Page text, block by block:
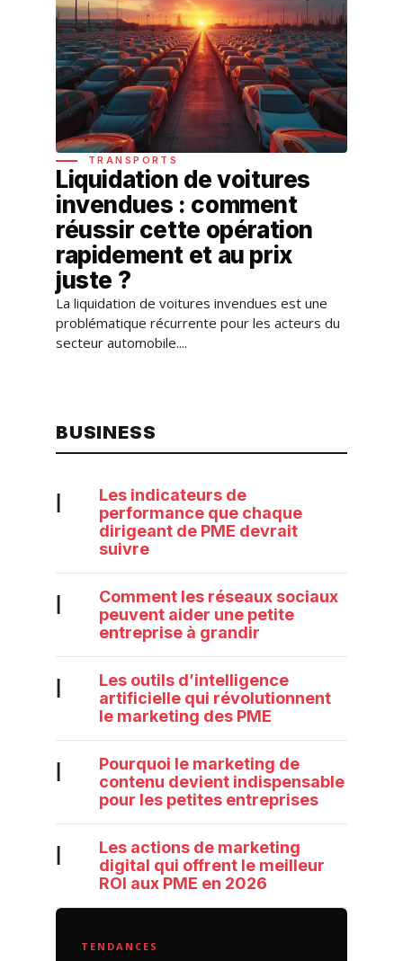
TRANSPORTS
Liquidation de voitures
invendues : comment
réussir cette opération
rapidement et au prix
juste ?
La liquidation de voitures invendues est une
problématique récurrente pour les acteurs du
secteur automobile....
BUSINESS
|
Les indicateurs de
performance que chaque
dirigeant de PME devrait
suivre
|
Comment les réseaux sociaux
peuvent aider une petite
entreprise à grandir
|
Les outils d’intelligence
artificielle qui révolutionnent
le marketing des PME
|
Pourquoi le marketing de
contenu devient indispensable
pour les petites entreprises
|
Les actions de marketing
digital qui offrent le meilleur
ROI aux PME en 2026
TENDANCES